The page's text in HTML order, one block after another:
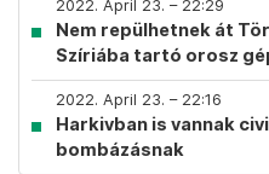
2022. April 23. – 22:29
Nem repülhetnek át
Szíriába tartó orosz
2022. April 23. – 22:16
Harkivban is vannak
bombázásnak